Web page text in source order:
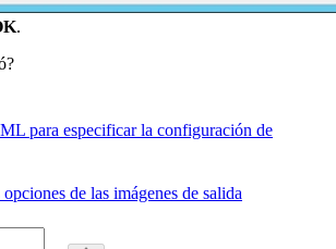
.
para especificar la configuración de
de las imágenes de salida